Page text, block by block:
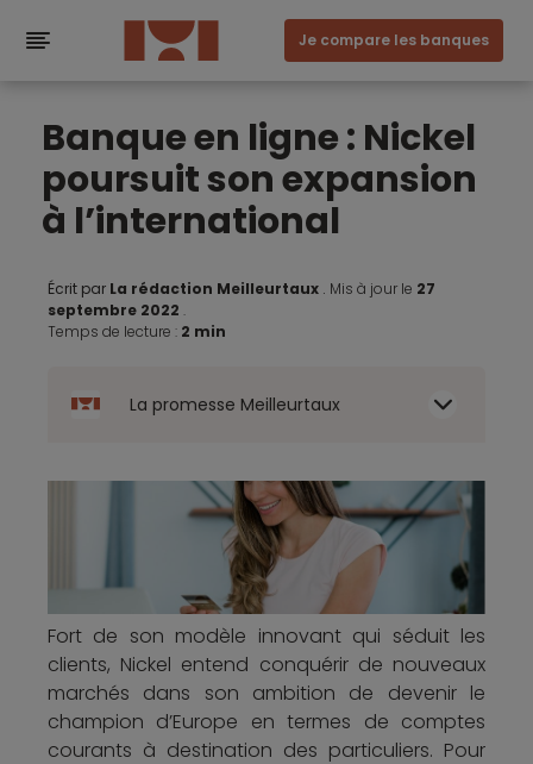
Je compare les banques
Banque en ligne : Nickel
poursuit son expansion
à l’international
Écrit par La rédaction Meilleurtaux . Mis à jour le 27
septembre 2022 .
Temps de lecture : 2 min
La promesse Meilleurtaux
Fort de son modèle innovant qui séduit les
clients, Nickel entend conquérir de nouveaux
marchés dans son ambition de devenir le
champion d’Europe en termes de comptes
courants à destination des particuliers. Pour